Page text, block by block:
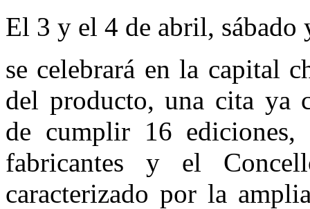
El 3 y el 4 de abril, sábado
se celebrará en la capital
del producto, una cita ya
de cumplir 16 ediciones,
fabricantes y el
caracterizado por la